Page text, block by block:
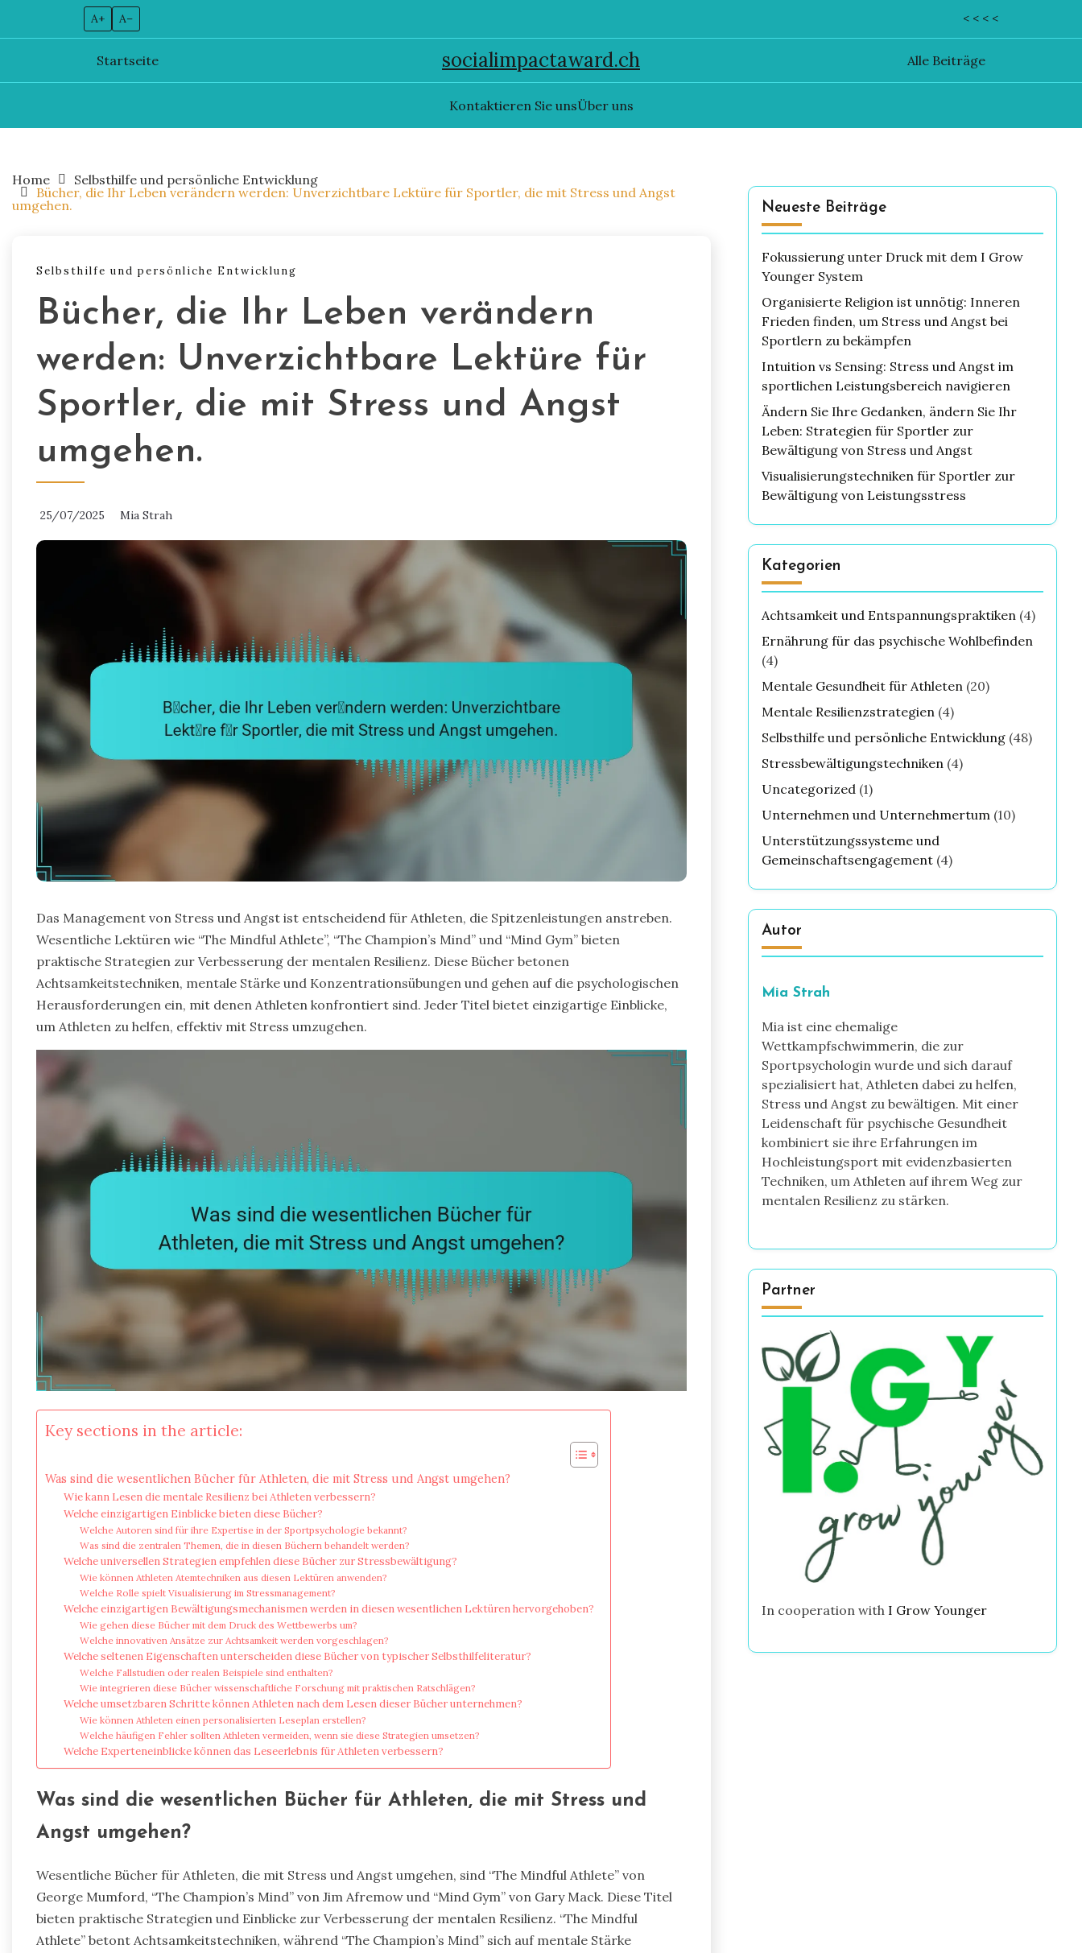
A+ A– < < < <
Startseite socialimpactaward.ch Alle Beiträge
Kontaktieren Sie unsÜber uns
content
Home
Selbsthilfe und persönliche Entwicklung
Bücher, die Ihr Leben verändern werden: Unverzichtbare Lektüre für Sportler, die mit Stress und Angst
umgehen.
Selbsthilfe und persönliche Entwicklung
Bücher, die Ihr Leben verändern
werden: Unverzichtbare Lektüre für
Sportler, die mit Stress und Angst
umgehen.
25/07/2025 Mia Strah
Das Management von Stress und Angst ist entscheidend für Athleten, die Spitzenleistungen anstreben.
Wesentliche Lektüren wie “The Mindful Athlete”, “The Champion’s Mind” und “Mind Gym” bieten
praktische Strategien zur Verbesserung der mentalen Resilienz. Diese Bücher betonen
Achtsamkeitstechniken, mentale Stärke und Konzentrationsübungen und gehen auf die psychologischen
Herausforderungen ein, mit denen Athleten konfrontiert sind. Jeder Titel bietet einzigartige Einblicke,
um Athleten zu helfen, effektiv mit Stress umzugehen.
Key sections in the article:
Was sind die wesentlichen Bücher für Athleten, die mit Stress und Angst umgehen?
Wie kann Lesen die mentale Resilienz bei Athleten verbessern?
Welche einzigartigen Einblicke bieten diese Bücher?
Welche Autoren sind für ihre Expertise in der Sportpsychologie bekannt?
Was sind die zentralen Themen, die in diesen Büchern behandelt werden?
Welche universellen Strategien empfehlen diese Bücher zur Stressbewältigung?
Wie können Athleten Atemtechniken aus diesen Lektüren anwenden?
Welche Rolle spielt Visualisierung im Stressmanagement?
Welche einzigartigen Bewältigungsmechanismen werden in diesen wesentlichen Lektüren hervorgehoben?
Wie gehen diese Bücher mit dem Druck des Wettbewerbs um?
Welche innovativen Ansätze zur Achtsamkeit werden vorgeschlagen?
Welche seltenen Eigenschaften unterscheiden diese Bücher von typischer Selbsthilfeliteratur?
Welche Fallstudien oder realen Beispiele sind enthalten?
Wie integrieren diese Bücher wissenschaftliche Forschung mit praktischen Ratschlägen?
Welche umsetzbaren Schritte können Athleten nach dem Lesen dieser Bücher unternehmen?
Wie können Athleten einen personalisierten Leseplan erstellen?
Welche häufigen Fehler sollten Athleten vermeiden, wenn sie diese Strategien umsetzen?
Welche Experteneinblicke können das Leseerlebnis für Athleten verbessern?
Was sind die wesentlichen Bücher für Athleten, die mit Stress und
Angst umgehen?
Wesentliche Bücher für Athleten, die mit Stress und Angst umgehen, sind “The Mindful Athlete” von
George Mumford, “The Champion’s Mind” von Jim Afremow und “Mind Gym” von Gary Mack. Diese Titel
bieten praktische Strategien und Einblicke zur Verbesserung der mentalen Resilienz. “The Mindful
Athlete” betont Achtsamkeitstechniken, während “The Champion’s Mind” sich auf mentale Stärke
Neueste Beiträge
Fokussierung unter Druck mit dem I Grow
Younger System
Organisierte Religion ist unnötig: Inneren
Frieden finden, um Stress und Angst bei
Sportlern zu bekämpfen
Intuition vs Sensing: Stress und Angst im
sportlichen Leistungsbereich navigieren
Ändern Sie Ihre Gedanken, ändern Sie Ihr
Leben: Strategien für Sportler zur
Bewältigung von Stress und Angst
Visualisierungstechniken für Sportler zur
Bewältigung von Leistungsstress
Kategorien
Achtsamkeit und Entspannungspraktiken(4)
Ernährung für das psychische Wohlbefinden
(4)
Mentale Gesundheit für Athleten(20)
Mentale Resilienzstrategien(4)
Selbsthilfe und persönliche Entwicklung(48)
Stressbewältigungstechniken(4)
Uncategorized(1)
Unternehmen und Unternehmertum(10)
Unterstützungssysteme und
Gemeinschaftsengagement(4)
Autor
Mia Strah
Mia ist eine ehemalige
Wettkampfschwimmerin, die zur
Sportpsychologin wurde und sich darauf
spezialisiert hat, Athleten dabei zu helfen,
Stress und Angst zu bewältigen. Mit einer
Leidenschaft für psychische Gesundheit
kombiniert sie ihre Erfahrungen im
Hochleistungsport mit evidenzbasierten
Techniken, um Athleten auf ihrem Weg zur
mentalen Resilienz zu stärken.
Partner
In cooperation with I Grow Younger